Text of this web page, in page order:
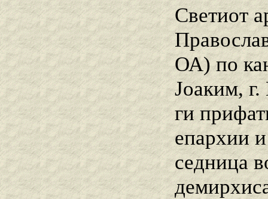
Светиот
ОА) по
Јоаким,
ги
епархии
седница